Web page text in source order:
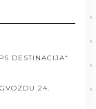
DESTINACIJA“
24.